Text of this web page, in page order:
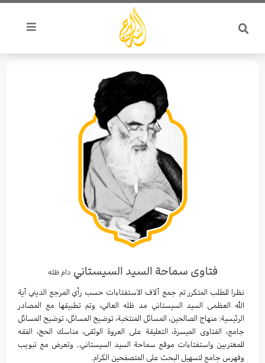
تخطي
المحتوى
فتاوى سماحة السيد السيستاني دام ظله
نظرا للطلب المتكرر تم جمع آلاف الاستفتاءات حسب رأي المرجع الديني آية
الله العظمى السيد السيستاني مد ظله العالي، وتم تطبيقها مع المصادر
الرئيسية: منهاج الصالحين، المسائل المنتخبة، توضيح المسائل، توضيح المسائل
جامع، الفتاوى الميسرة، التعليقة على العروة الوثقى، مناسك الحج، الفقه
للمغتربين واستفتاءات موقع سماحة السيد السيستاني.. وتعرض مع تبويب
وفهرس جامع لتسهيل البحث على المتصفحين الكرام.